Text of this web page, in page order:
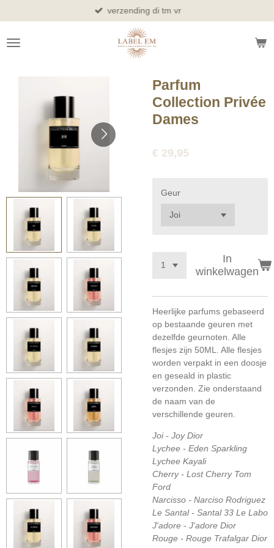
direct
naar
de
verzending di tm vr
Parfum
Collection Privée
Dames
€ 29,95
Geur
In
winkelwagen
Heerlijke parfums gebaseerd
op bestaande geuren met
dezelfde geurnoten. Alle
flesjes zijn 50ML. Alle flesjes
worden verpakt in een doosje
en geseald in plastic
verzonden. Zie onderstaand
de naam van de
verschillende geuren.
Joi - Joy Dior
Lychee - Eden Sparkling
Lychee Kayali
Cherry - Lost Cherry Tom
Ford
Narcisso - Narciso Rodriguez
Le Santal - Santal 33 Le Labo
J'adore - J'adore Dior
Rouge - Rouge Trafalgar Dior